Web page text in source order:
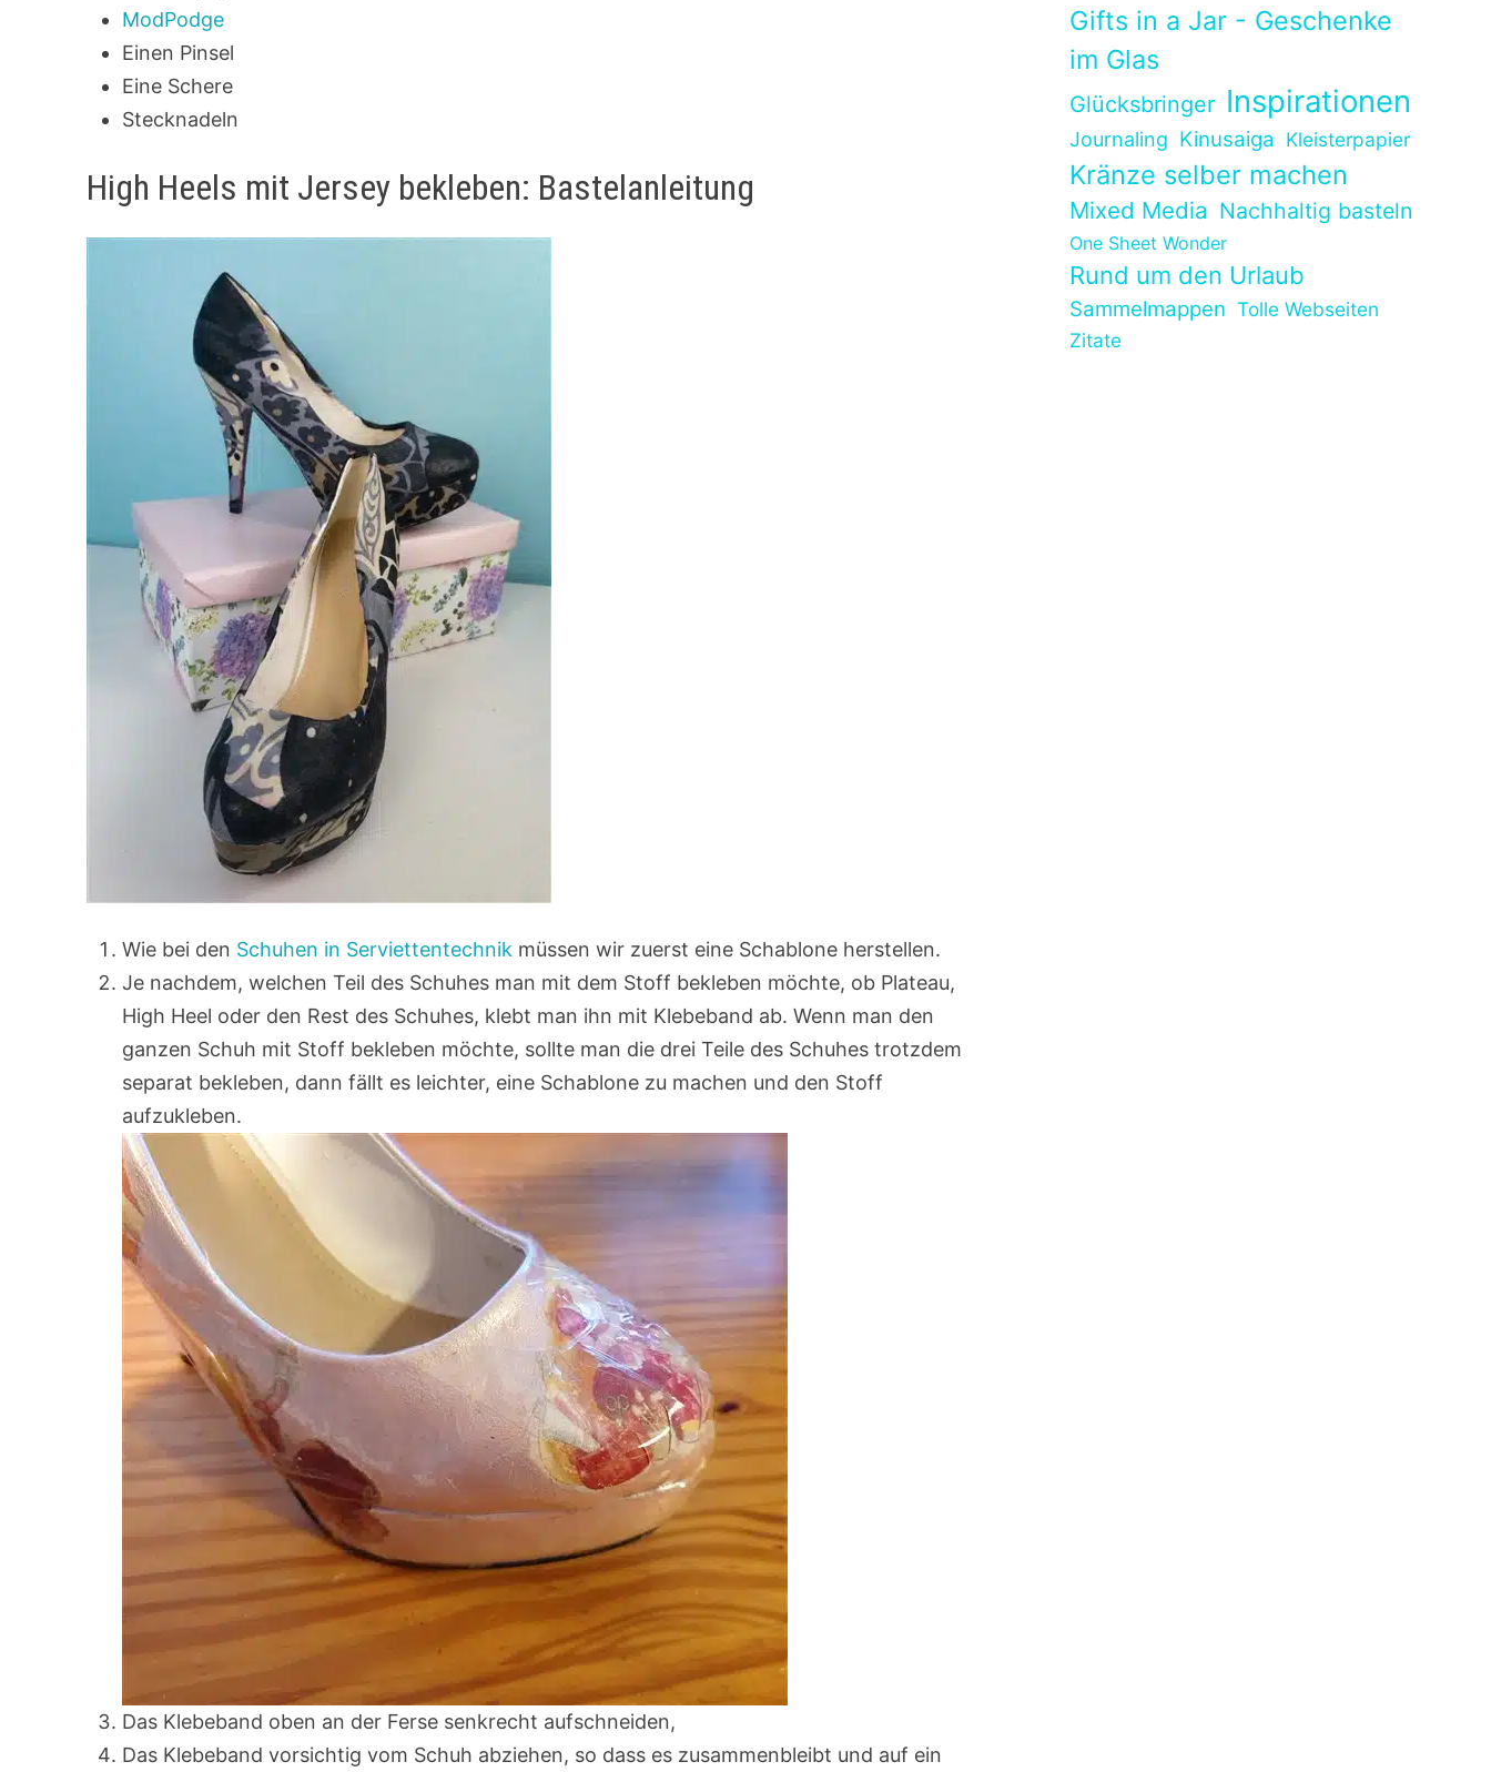
ModPodge
Einen Pinsel
Eine Schere
Stecknadeln
High Heels mit Jersey bekleben: Bastelanleitung
Wie bei den Schuhen in Serviettentechnik müssen wir zuerst eine Schablone herstellen.
Je nachdem, welchen Teil des Schuhes man mit dem Stoff bekleben möchte, ob Plateau,
High Heel oder den Rest des Schuhes, klebt man ihn mit Klebeband ab. Wenn man den
ganzen Schuh mit Stoff bekleben möchte, sollte man die drei Teile des Schuhes trotzdem
separat bekleben, dann fällt es leichter, eine Schablone zu machen und den Stoff
aufzukleben.
Das Klebeband oben an der Ferse senkrecht aufschneiden,
Das Klebeband vorsichtig vom Schuh abziehen, so dass es zusammenbleibt und auf ein
Gifts in a Jar - Geschenke
im Glas
Glücksbringer Inspirationen
Journaling Kinusaiga Kleisterpapier
Kränze selber machen
Mixed Media Nachhaltig basteln
One Sheet Wonder
Rund um den Urlaub
Sammelmappen Tolle Webseiten
Zitate